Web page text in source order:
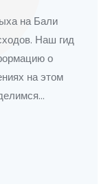
на Бали
Наш гид
о
на этом
как